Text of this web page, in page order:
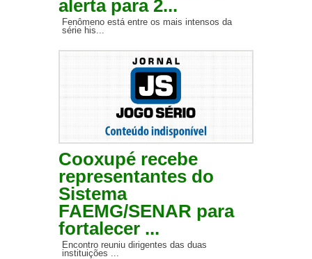
alerta para 2...
Fenômeno está entre os mais intensos da
série his...
Cooxupé recebe
representantes do
Sistema
FAEMG/SENAR para
fortalecer ...
Encontro reuniu dirigentes das duas
instituições ...